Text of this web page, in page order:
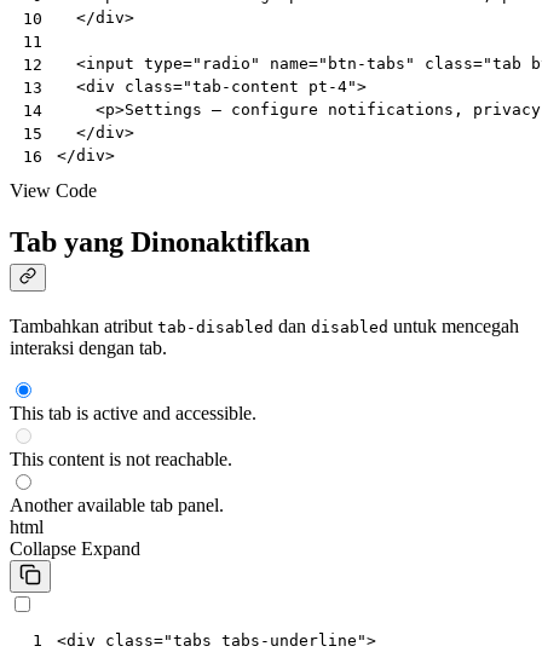
10
11
12
13
14
15
16
</div>
<input type="radio" name="btn-tabs" class="tab
<div class="tab-content pt-4">
<p>Settings — configure notifications,
</div>
</div>
View Code
Tab yang Dinonaktifkan
Tambahkan atribut tab-disabled dan disabled untuk mencegah
interaksi dengan tab.
This tab is active and accessible.
This content is not reachable.
Another available tab panel.
html
Collapse Expand
1
<div class="tabs tabs-underline">